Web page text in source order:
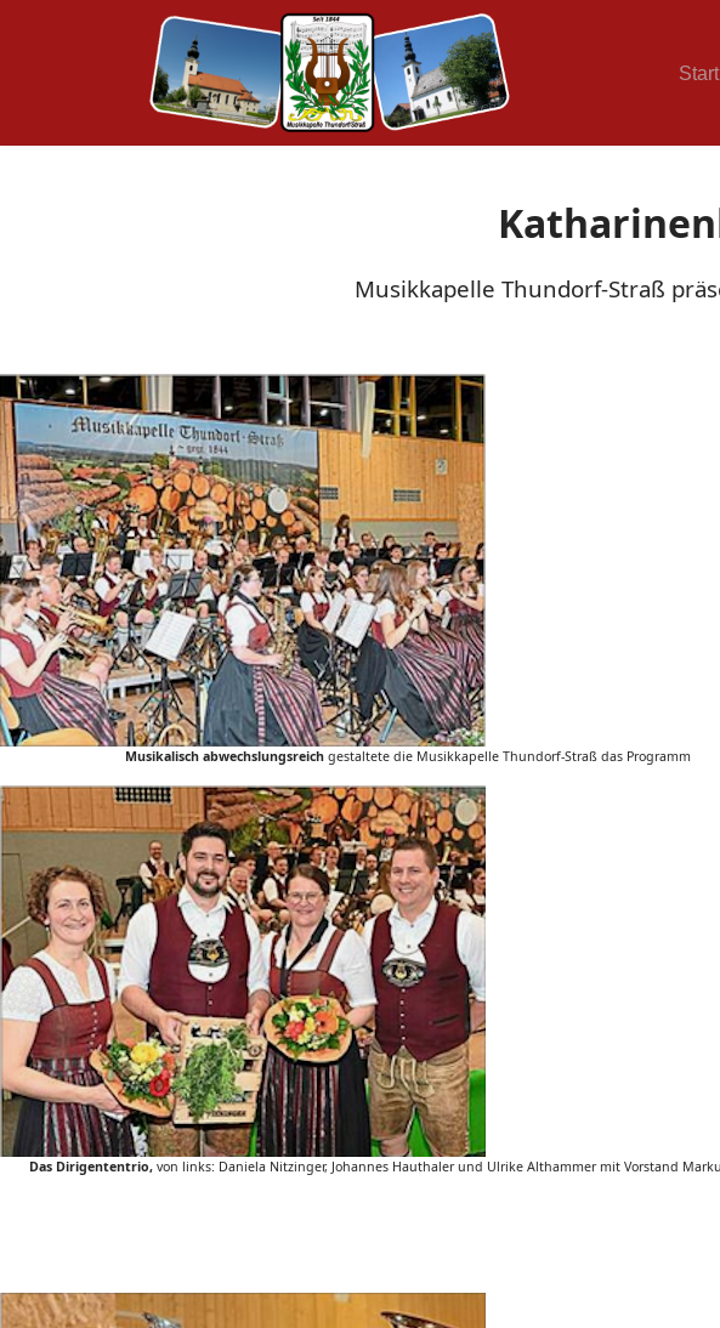
Start
Musikkapelle Thundorf-Straß
Musikalisch abwechslungsreich gestaltete die Musikkapelle Thundorf-Straß das Programm
Das Dirigententrio,von links: Daniela Nitzinger, Johannes Hauthaler und Ulrike Althammer mit Vorstand